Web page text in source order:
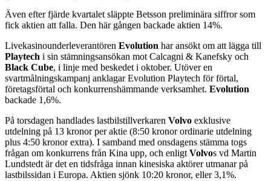
Även efter fjärde kvartalet släppte Betsson preliminära siffror som
fick aktien att falla. Den här gången backade aktien 14%.
Livekasinounderleverantören Evolution har ansökt om att lägga till
Playtech i sin stämningsansökan mot Calcagni & Kanefsky och
Black Cube, i linje med beskedet i oktober. Utöver en
svartmålningskampanj anklagar Evolution Playtech för förtal,
företagsförtal och konkurrenshämmande verksamhet. Evolution
backade 1,6%.
På torsdagen handlades lastbilstillverkaren Volvo exklusive
utdelning på 13 kronor per aktie (8:50 kronor ordinarie utdelning
plus 4:50 kronor extra). I samband med onsdagens stämma togs
frågan om konkurrens från Kina upp, och enligtVolvos vd Martin
Lundstedt är det en tidsfråga innan kinesiska aktörer utmanar på
lastbilssidan i Europa. Aktien sjönk 10:20 kronor, eller 3,1%.